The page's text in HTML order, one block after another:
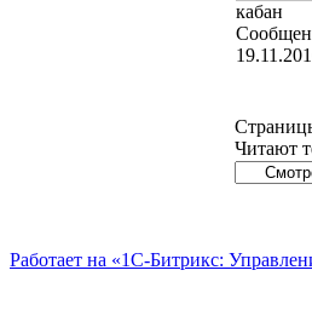
кабан
Читают
Работает на «1С-Битрикс: